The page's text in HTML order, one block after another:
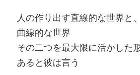
人の作り出す直線的な世界と
曲線的な世界
その二つを最大限に活かした
あると彼は言う